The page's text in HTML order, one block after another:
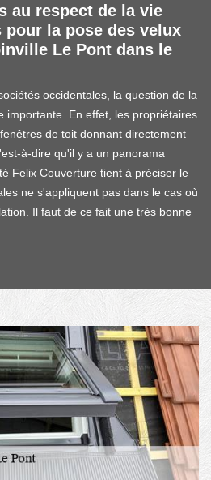
au respect de la vie
la pose des velux
Le Pont dans le
occidentales, la question de la
importante. En effet, les propriétaires
de toit donnant directement
à-dire qu'il y a un panorama
Felix Couverture tient à préciser le
ne s'appliquent pas dans le cas où
Il faut de ce fait une très bonne